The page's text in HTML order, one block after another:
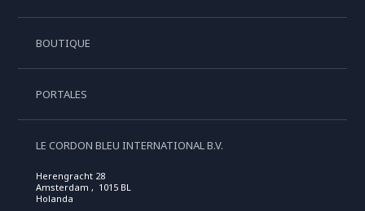
BOUTIQUE
PORTALES
LE CORDON BLEU INTERNATIONAL B.V.
Herengracht 28
Amsterdam , 1015 BL
Holanda